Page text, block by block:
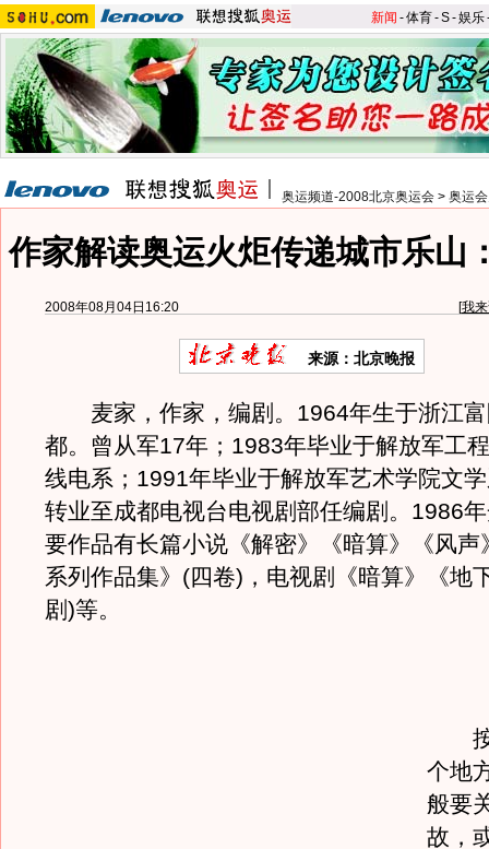
新闻 -体育-S-娱乐
奥运频道-2008北京奥运会 > 奥运
作家解读奥运火炬传递城市乐山
2008年08月04日16:20 [我
来源：北京晚报
麦家，作家，编剧。1964年生于浙江富
都。曾从军17年；1983年毕业于解放军工
线电系；1991年毕业于解放军艺术学院文
转业至成都电视台电视剧部任编剧。1986
要作品有长篇小说《解密》《暗算》《风声
系列作品集》(四卷)，电视剧《暗算》《地
剧)等。
按
个地
般要
故，